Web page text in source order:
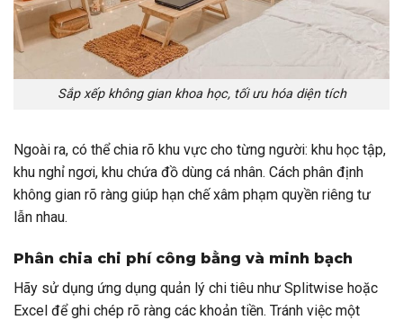
Sắp xếp không gian khoa học, tối ưu hóa diện tích
Ngoài ra, có thể chia rõ khu vực cho từng người: khu học tập,
khu nghỉ ngơi, khu chứa đồ dùng cá nhân. Cách phân định
không gian rõ ràng giúp hạn chế xâm phạm quyền riêng tư
lẫn nhau.
Phân chia chi phí công bằng và minh bạch
Hãy sử dụng ứng dụng quản lý chi tiêu như Splitwise hoặc
Excel để ghi chép rõ ràng các khoản tiền. Tránh việc một